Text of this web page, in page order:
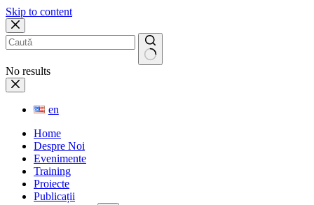
Skip to content
No results
en
Home
Despre Noi
Evenimente
Training
Proiecte
Publicații